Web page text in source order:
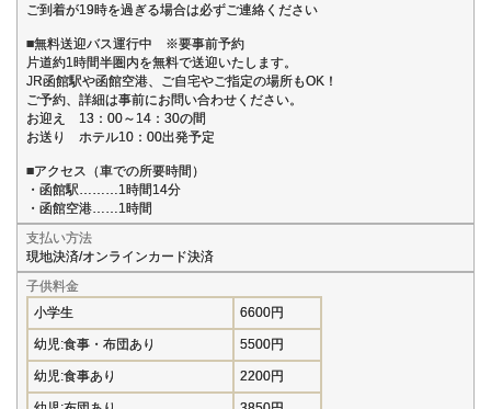
ご到着が19時を過ぎる場合は必ずご連絡ください
■無料送迎バス運行中 ※要事前予約
片道約1時間半圏内を無料で送迎いたします。
JR函館駅や函館空港、ご自宅やご指定の場所もOK！
ご予約、詳細は事前にお問い合わせください。
お迎え 13：00～14：30の間
お送り ホテル10：00出発予定
■アクセス（車での所要時間）
・函館駅………1時間14分
・函館空港……1時間
支払い方法
現地決済/オンラインカード決済
子供料金
小学生
6600円
幼児:食事・布団あり 5500円
幼児:食事あり 2200円